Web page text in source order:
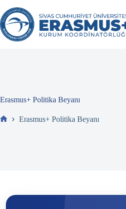
atla
Erasmus+ Politika Beyanı
Erasmus+ Politika Beyanı